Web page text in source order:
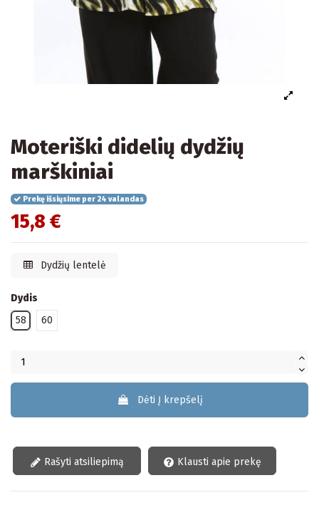
Moteriški didelių dydžių
marškiniai
Prekę išsiųsime per 24 valandas
15,8 €
Dydžių lentelė
Dydis
58
60
Dėti Į krepšelį
Rašyti atsiliepimą Klausti apie prekę